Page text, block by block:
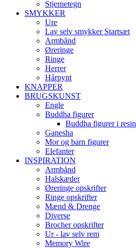
Stjernetegn
SMYKKER
Ure
Lav selv smykker Startsæt
Armbånd
Øreringe
Ringe
Herrer
Hårpynt
KNAPPER
BRUGSKUNST
Engle
Buddha figurer
Buddha figurer i resin
Ganesha
Mor og barn figurer
Elefanter
INSPIRATION
Armbånd
Halskæder
Øreringe opskrifter
Ringe opskrifter
Mænd & Drenge
Diverse
Brocher opskrifter
Ur - lav selv rem
Memory Wire